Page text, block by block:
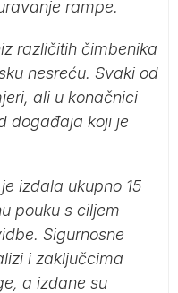
rampe.
različitih čimbenika
nesreću. Svaki od
ali u konačnici
događaja koji je
izdala ukupno 15
pouku s ciljem
Sigurnosne
i zaključcima
a izdane su